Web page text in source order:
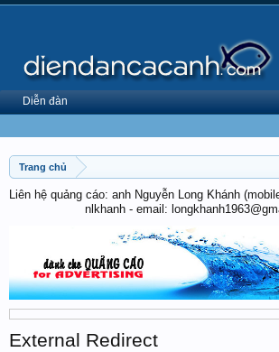
Trang chủ
Liên hệ quảng cáo: anh Nguyễn Long Khánh
nlkhanh - email:
External Redirect
Diễn đàn